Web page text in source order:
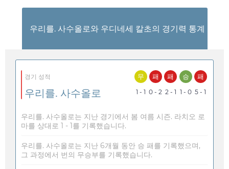
우리를. 사수올로와 우디네세 칼초의 경기력 통계
경기 성적
우리를. 사수올로
무
1 - 1
패
0 - 2
패
2 - 1
승
1 - 0
패
5 - 1
우리를. 사수올로는 지난 경기에서 봄 여름 시즌. 라치오 로
마를 상대로 1 - 1를 기록했습니다.
우리를. 사수올로는 지난 6개월 동안 승 패를 기록했으며,
그 과정에서 번의 무승부를 기록했습니다.